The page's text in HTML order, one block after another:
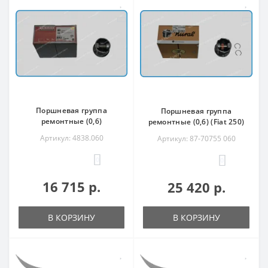
Поршневая группа
ремонтные (0,6)
Артикул: 4838.060
16 715 р.
В КОРЗИНУ
Поршневая группа
ремонтные (0,6) (Fiat 250)
Артикул: 87-70755 060
25 420 р.
В КОРЗИНУ